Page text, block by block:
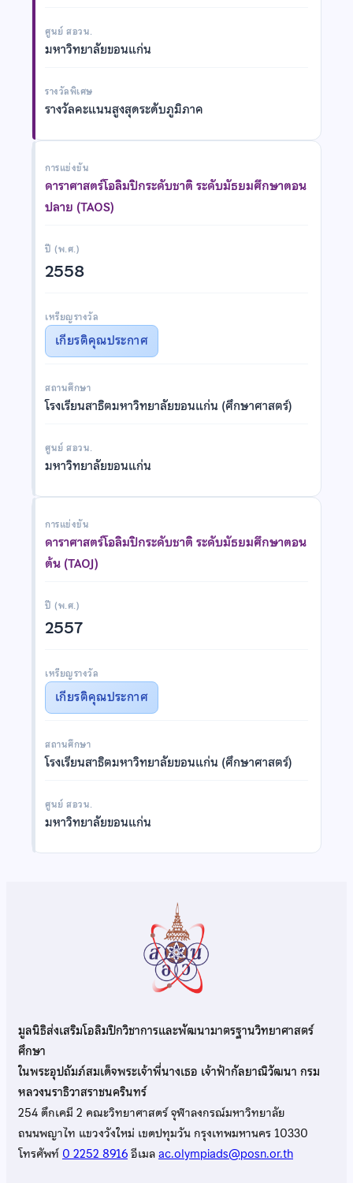
ศูนย์ สอวน.
มหาวิทยาลัยขอนแก่น
รางวัลพิเศษ
รางวัลคะแนนสูงสุดระดับภูมิภาค
การแข่งขัน
ดาราศาสตร์โอลิมปิกระดับชาติ ระดับมัธยมศึกษาตอน
ปลาย (TAOS)
ปี (พ.ศ.)
2558
เหรียญรางวัล
เกียรติคุณประกาศ
สถานศึกษา
โรงเรียนสาธิตมหาวิทยาลัยขอนแก่น (ศึกษาศาสตร์)
ศูนย์ สอวน.
มหาวิทยาลัยขอนแก่น
การแข่งขัน
ดาราศาสตร์โอลิมปิกระดับชาติ ระดับมัธยมศึกษาตอน
ต้น (TAOJ)
ปี (พ.ศ.)
2557
เหรียญรางวัล
เกียรติคุณประกาศ
สถานศึกษา
โรงเรียนสาธิตมหาวิทยาลัยขอนแก่น (ศึกษาศาสตร์)
ศูนย์ สอวน.
มหาวิทยาลัยขอนแก่น
มูลนิธิส่งเสริมโอลิมปิกวิชาการและพัฒนามาตรฐานวิทยาศาสตร์
ศึกษา
ในพระอุปถัมภ์สมเด็จพระเจ้าพี่นางเธอ เจ้าฟ้ากัลยาณิวัฒนา กรม
หลวงนราธิวาสราชนครินทร์
254 ตึกเคมี 2 คณะวิทยาศาสตร์ จุฬาลงกรณ์มหาวิทยาลัย
ถนนพญาไท แขวงวังใหม่ เขตปทุมวัน กรุงเทพมหานคร 10330
โทรศัพท์0 2252 8916อีเมลac.olympiads@posn.or.th